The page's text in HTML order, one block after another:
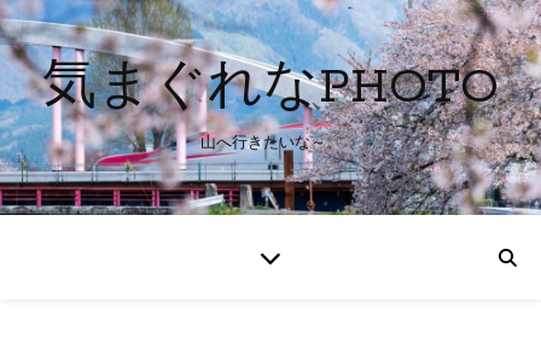
気まぐれなPHOTO
山へ行きたいな～。